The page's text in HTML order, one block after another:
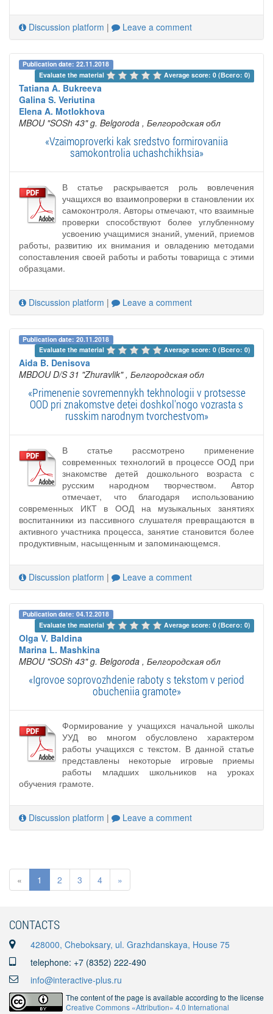
Discussion platform | Leave a comment
Publication date: 22.11.2018
Evaluate the material
Average score: 0 (Всего: 0)
Tatiana A. Bukreeva
Galina S. Veriutina
Elena A. Motlokhova
MBOU "SOSh 43" g. Belgoroda , Белгородская обл
«Vzaimoproverki kak sredstvo formirovaniia
samokontrolia uchashchikhsia»
В статье раскрывается роль вовлечения
учащихся во взаимопроверки в становлении их
самоконтроля. Авторы отмечают, что взаимные
проверки способствуют более углубленному
усвоению учащимися знаний, умений, приемов
работы, развитию их внимания и овладению методами
сопоставления своей работы и работы товарища с этими
образцами.
Discussion platform | Leave a comment
Publication date: 20.11.2018
Evaluate the material
Average score: 0 (Всего: 0)
Aida B. Denisova
MBDOU D/S 31 "Zhuravlik" , Белгородская обл
«Primenenie sovremennykh tekhnologii v protsesse
OOD pri znakomstve detei doshkol'nogo vozrasta s
russkim narodnym tvorchestvom»
В статье рассмотрено применение
современных технологий в процессе ООД при
знакомстве детей дошкольного возраста с
русским народном творчеством. Автор
отмечает, что благодаря использованию
современных ИКТ в ООД на музыкальных занятиях
воспитанники из пассивного слушателя превращаются в
активного участника процесса, занятие становится более
продуктивным, насыщенным и запоминающемся.
Discussion platform | Leave a comment
Publication date: 04.12.2018
Evaluate the material
Average score: 0 (Всего: 0)
Olga V. Baldina
Marina L. Mashkina
MBOU "SOSh 43" g. Belgoroda , Белгородская обл
«Igrovoe soprovozhdenie raboty s tekstom v period
obucheniia gramote»
Формирование у учащихся начальной школы
УУД во многом обусловлено характером
работы учащихся с текстом. В данной статье
представлены некоторые игровые приемы
работы младших школьников на уроках
обучения грамоте.
Discussion platform | Leave a comment
« 1 2 3 4 »
CONTACTS
428000, Cheboksary, ul. Grazhdanskaya, House 75
telephone: +7 (8352) 222-490
info@interactive-plus.ru
The content of the page is available according to the license
Creative Commons «Attribution» 4.0 International